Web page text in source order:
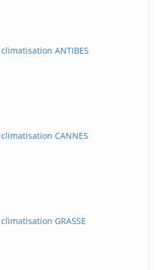
ANTIBES
CANNES
GRASSE